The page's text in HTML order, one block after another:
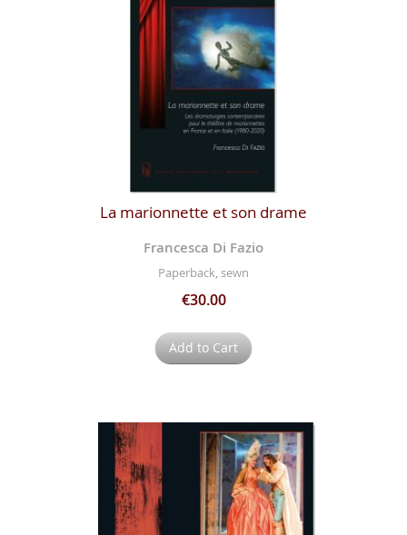
La marionnette et son drame
Francesca Di Fazio
Paperback, sewn
€30.00
Add to Cart